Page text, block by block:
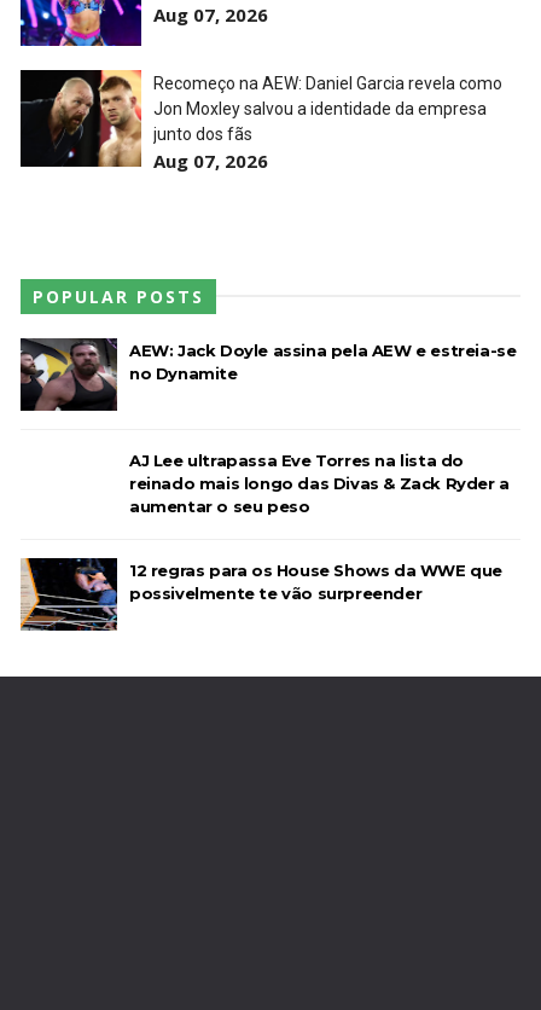
Aug 07, 2026
Recomeço na AEW: Daniel Garcia revela como
Jon Moxley salvou a identidade da empresa
junto dos fãs
Aug 07, 2026
POPULAR POSTS
AEW: Jack Doyle assina pela AEW e estreia-se
no Dynamite
AJ Lee ultrapassa Eve Torres na lista do
reinado mais longo das Divas & Zack Ryder a
aumentar o seu peso
12 regras para os House Shows da WWE que
possivelmente te vão surpreender